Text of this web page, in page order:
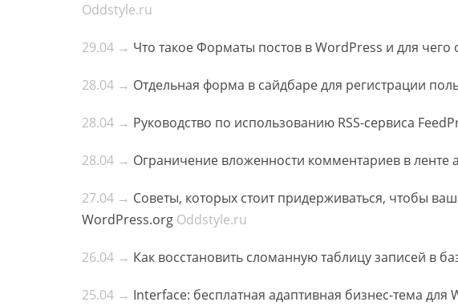
Oddstyle.ru
29.04 → Что такое Форматы постов в WordPress и для
28.04 → Отдельная форма в сайдбаре для регистрации
28.04 → Руководство по использованию RSS-сервиса
28.04 → Ограничение вложенности комментариев в ленте
27.04 → Советы, которых стоит придерживаться, чтобы
WordPress.org Oddstyle.ru
26.04 → Как восстановить сломанную таблицу записей в
25.04 → Interface: бесплатная адаптивная бизнес-тема для